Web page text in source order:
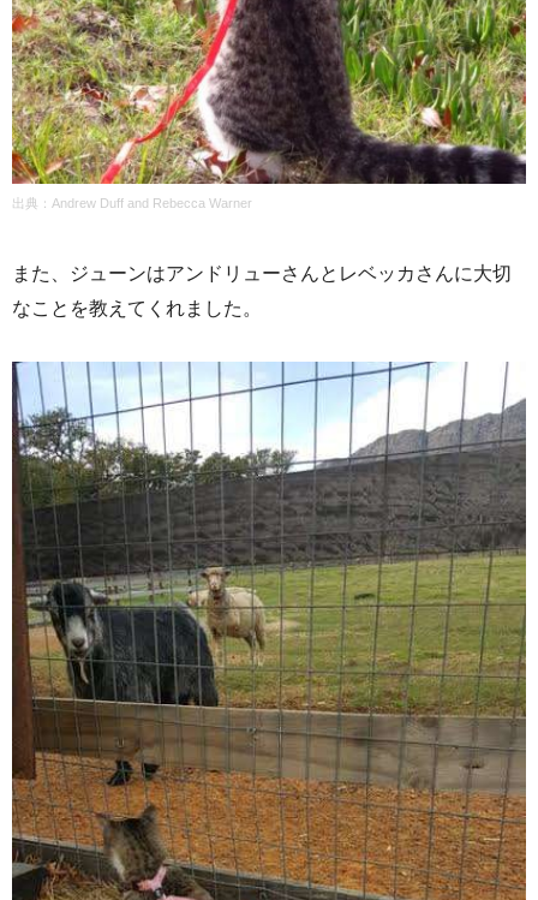
出典：Andrew Duff and Rebecca Warner
また、ジューンはアンドリューさんとレベッカさんに大切
なことを教えてくれました。